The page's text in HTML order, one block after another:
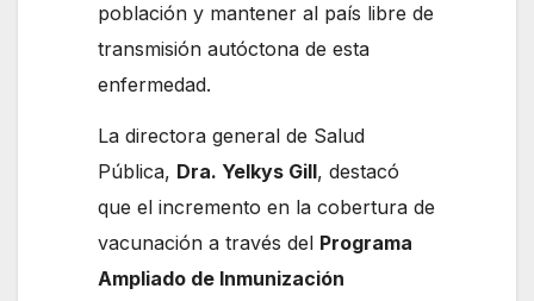
población y mantener al país libre de
transmisión autóctona de esta
enfermedad.
La directora general de Salud
Pública, Dra. Yelkys Gill, destacó
que el incremento en la cobertura de
vacunación a través del Programa
Ampliado de Inmunización